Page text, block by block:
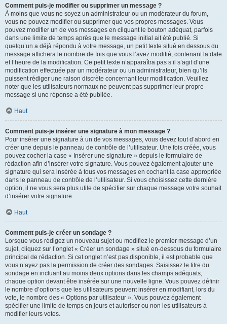
Comment puis-je modifier ou supprimer un message ?
À moins que vous ne soyez un administrateur ou un modérateur du forum,
vous ne pouvez modifier ou supprimer que vos propres messages. Vous
pouvez modifier un de vos messages en cliquant le bouton adéquat, parfois
dans une limite de temps après que le message initial ait été publié. Si
quelqu’un a déjà répondu à votre message, un petit texte situé en dessous du
message affichera le nombre de fois que vous l’avez modifié, contenant la date
et l’heure de la modification. Ce petit texte n’apparaîtra pas s’il s’agit d’une
modification effectuée par un modérateur ou un administrateur, bien qu’ils
puissent rédiger une raison discrète concernant leur modification. Veuillez
noter que les utilisateurs normaux ne peuvent pas supprimer leur propre
message si une réponse a été publiée.
Haut
Comment puis-je insérer une signature à mon message ?
Pour insérer une signature à un de vos messages, vous devez tout d’abord en
créer une depuis le panneau de contrôle de l’utilisateur. Une fois créée, vous
pouvez cocher la case « Insérer une signature » depuis le formulaire de
rédaction afin d’insérer votre signature. Vous pouvez également ajouter une
signature qui sera insérée à tous vos messages en cochant la case appropriée
dans le panneau de contrôle de l’utilisateur. Si vous choisissez cette dernière
option, il ne vous sera plus utile de spécifier sur chaque message votre souhait
d’insérer votre signature.
Haut
Comment puis-je créer un sondage ?
Lorsque vous rédigez un nouveau sujet ou modifiez le premier message d’un
sujet, cliquez sur l’onglet « Créer un sondage » situé en-dessous du formulaire
principal de rédaction. Si cet onglet n’est pas disponible, il est probable que
vous n’ayez pas la permission de créer des sondages. Saisissez le titre du
sondage en incluant au moins deux options dans les champs adéquats,
chaque option devant être insérée sur une nouvelle ligne. Vous pouvez définir
le nombre d’options que les utilisateurs peuvent insérer en modifiant, lors du
vote, le nombre des « Options par utilisateur ». Vous pouvez également
spécifier une limite de temps en jours et autoriser ou non les utilisateurs à
modifier leurs votes.